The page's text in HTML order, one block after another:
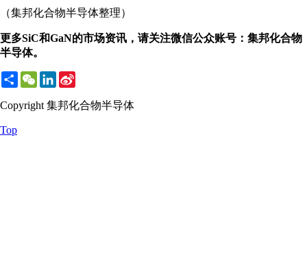
（集邦化合物半导体整理）
更多SiC和GaN的市场资讯，请关注微信公众账号：集邦化合物
半导体。
ShareWeChatLinkedIn
Copyright 集邦化合物半导体
Top